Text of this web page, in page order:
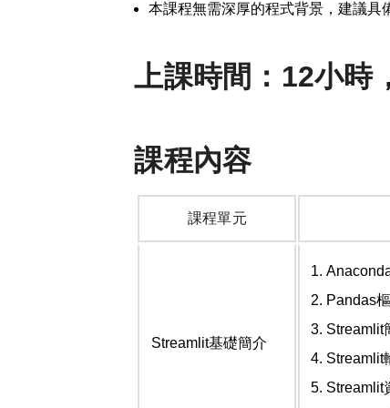
本課程無需深厚的程式背景，建議具
上課時間：12小時
課程內容
課程單元
Streamlit基礎簡介
Pandas
Streamlit
Streamlit
Streamlit